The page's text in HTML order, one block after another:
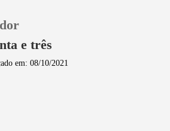
e três
em: 08/10/2021